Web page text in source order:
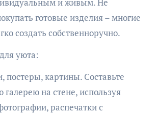
готовые изделия – многие
создать собственноручно.
уюта:
постеры, картины. Составьте
на стене, используя
распечатки с